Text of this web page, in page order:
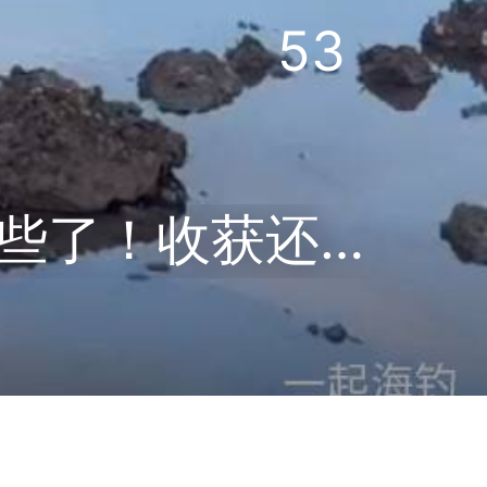
53
今天来赶海抓蟹鱼，来晚只能抓到这些了！收获还是可以！